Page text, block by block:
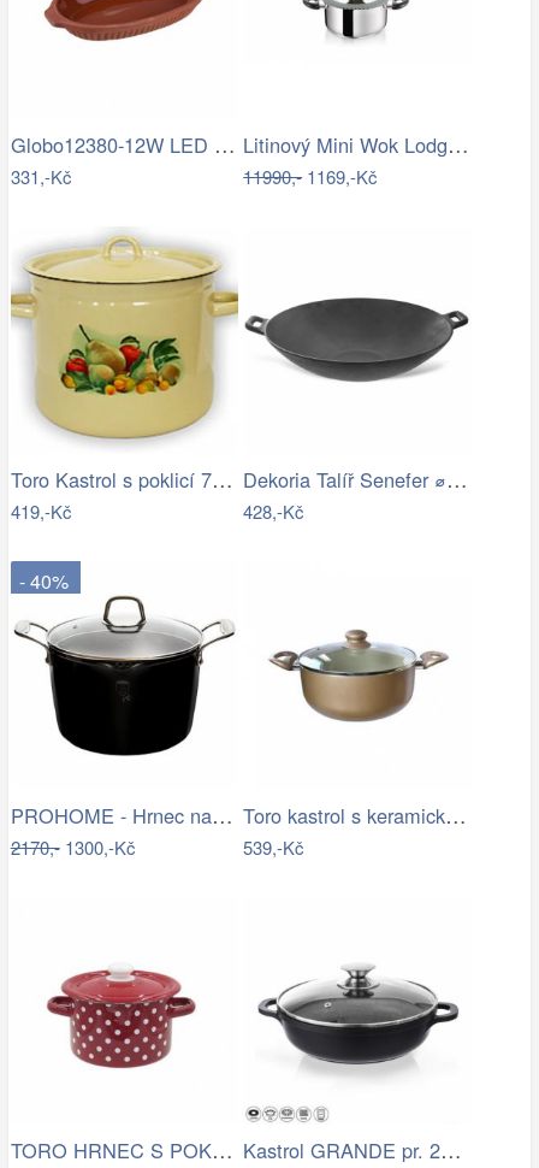
Globo12380-12W LED stropní svítidlo…
331,-Kč
Litinový Mini Wok Lodge 23 cm
11990,-1169,-Kč
Toro Kastrol s poklicí 7 l béžový
419,-Kč
Dekoria Talíř Senefer ⌀28cm, ⌀ 28 cm
428,-Kč
- 40%
PROHOME - Hrnec na špagety 24cm Black
2170,-1300,-Kč
Toro kastrol s keramickým povrchem…
539,-Kč
TORO HRNEC S POKLICÍ SMALT 2L, DEKOR… Kastrol GRANDE pr. 24 cm skleněná…